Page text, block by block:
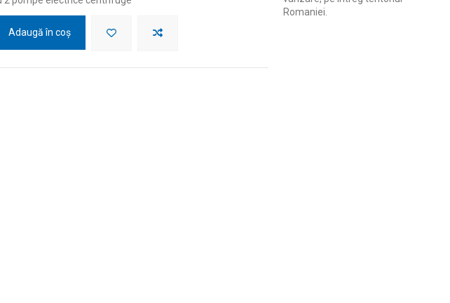
Adaugă în coș
Romaniei.